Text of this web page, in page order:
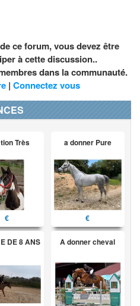
ce forum, vous devez être
à cette discussion..
dans la communauté.
| Connectez vous
Très
€
a donner Pure
€
DE 8 ANS A donner cheval